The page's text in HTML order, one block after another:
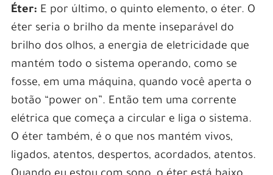
Éter: E por último, o quinto elemento, o éter. O
éter seria o brilho da mente inseparável do
brilho dos olhos, a energia de eletricidade que
mantém todo o sistema operando, como se
fosse, em uma máquina, quando você aperta o
botão “power on”. Então tem uma corrente
elétrica que começa a circular e liga o sistema.
O éter também, é o que nos mantém vivos,
ligados, atentos, despertos, acordados, atentos.